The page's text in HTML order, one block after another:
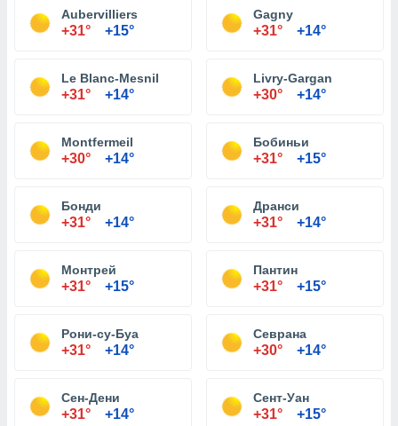
Aubervilliers
+31° +15°
Gagny
+31° +14°
Le Blanc-Mesnil
+31° +14°
Livry-Gargan
+30° +14°
Montfermeil
+30° +14°
Бобиньи
+31° +15°
Бонди
+31° +14°
Дранси
+31° +14°
Монтрей
+31° +15°
Пантин
+31° +15°
Рони-су-Буа
+31° +14°
Севрана
+30° +14°
Сен-Дени
+31° +14°
Сент-Уан
+31° +15°